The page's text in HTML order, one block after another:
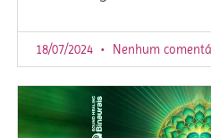
18/07/2024 Nenhum